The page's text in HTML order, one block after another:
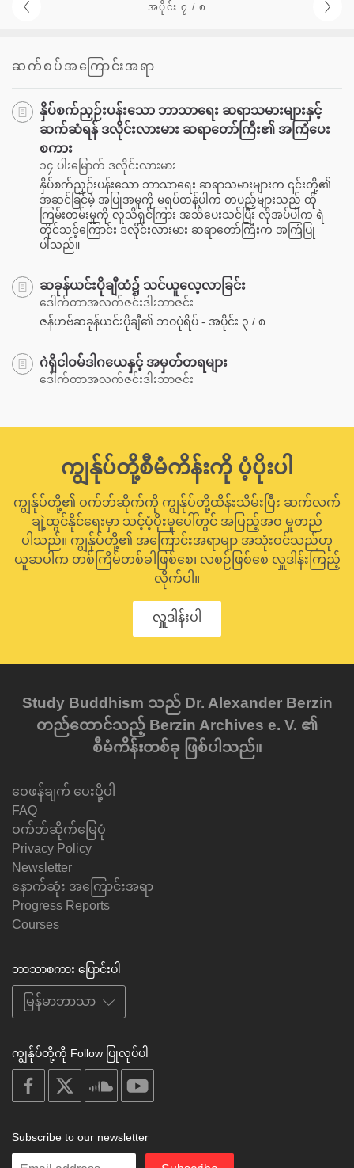
အပိုင်း ၇ / ၈
ဆက်စပ်အကြောင်းအရာ
နှိပ်စက်ညှဉ်းပန်းသော ဘာသာရေး ဆရာသမားများနှင့်
ဆက်ဆံရန် ဒလိုင်းလားမား ဆရာတော်ကြီး၏ အကြံပေး
စကား
၁၄ ပါးမြောက် ဒလိုင်းလားမား
နှိပ်စက်ညှဉ်းပန်းသော ဘာသာရေး ဆရာသမားများက ၎င်းတို့၏
အဆင်ခြင်မဲ့ အပြုအမူကို မရပ်တန့်ပါက တပည့်များသည် ထို
ကြမ်းတမ်းမှုကို လူသိရှင်ကြား အသိပေးသင်ပြီး လိုအပ်ပါက ရဲ
တိုင်သင့်ကြောင်း ဒလိုင်းလားမား ဆရာတော်ကြီးက အကြံပြု
ပါသည်။
ဆခုန်ယင်းပိုချီထံ၌ သင်ယူလေ့လာခြင်း
ဒေါက်တာအလက်ဇင်းဒါးဘာဇင်း
ဇန်ဟဗ်ဆခုန်ယင်းပိုချီ၏ ဘဝပုံရိပ် - အပိုင်း ၃ / ၈
ဂဲရှိငါဝမ်ဒါဂယေနှင့် အမှတ်တရများ
ဒေါက်တာအလက်ဇင်းဒါးဘာဇင်း
ကျွန်ုပ်တို့စီမံကိန်းကို ပံ့ပိုးပါ
ကျွန်ုပ်တို့၏ ဝက်ဘ်ဆိုက်ကို ကျွန်ုပ်တို့ထိန်းသိမ်းပြီး ဆက်လက်
ချဲ့ထွင်နိုင်ရေးမှာ သင့်ပံ့ပိုးမှုပေါ်တွင် အပြည့်အဝ မူတည်
ပါသည်။ ကျွန်ုပ်တို့၏ အကြောင်းအရာမျာ အသုံးဝင်သည်ဟု
ယူဆပါက တစ်ကြိမ်တစ်ခါဖြစ်စေ၊ လစဉ်ဖြစ်စေ လှူဒါန်းကြည့်
လိုက်ပါ။
လှူဒါန်းပါ
Study Buddhism သည် Dr. Alexander Berzin
တည်ထောင်သည့် Berzin Archives e. V. ၏
စီမံကိန်းတစ်ခု ဖြစ်ပါသည်။
ဝေဖန်ချက် ပေးပို့ပါ
FAQ
ဝက်ဘ်ဆိုက်မြေပုံ
Privacy Policy
Newsletter
နောက်ဆုံး အကြောင်းအရာ
Progress Reports
Courses
ဘာသာစကား ပြောင်းပါ
ကျွန်ုပ်တို့ကို Follow ပြုလုပ်ပါ
on
facebook
soundcloud
Subscribe to our newsletter
Enter